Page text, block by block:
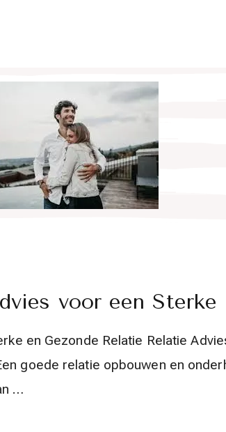
voor een Sterke
en Gezonde Relatie Relatie
goede relatie opbouwen en
…